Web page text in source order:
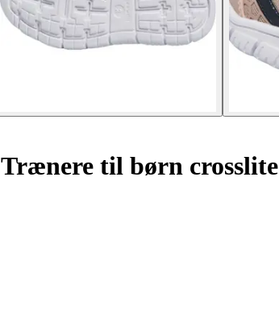
Trænere til børn crosslite